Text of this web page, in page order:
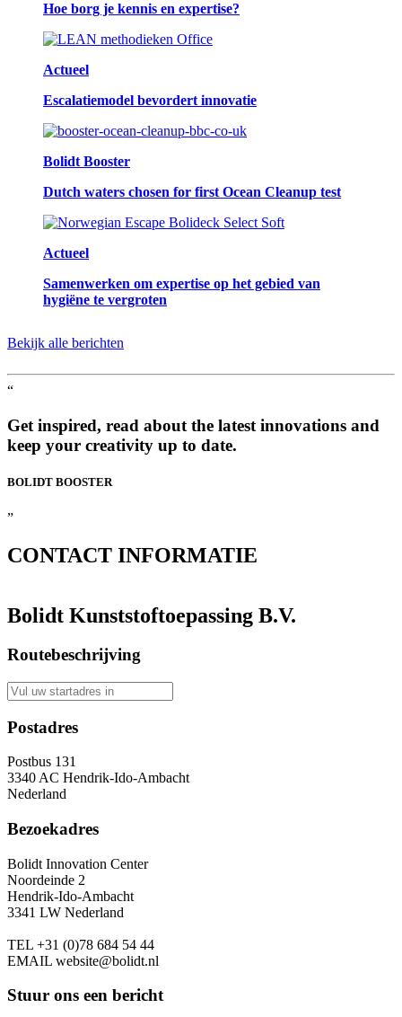
Hoe borg je kennis en expertise?
Actueel
Escalatiemodel bevordert innovatie
Bolidt Booster
Dutch waters chosen for first Ocean Cleanup test
Actueel
Samenwerken om expertise op het gebied van
hygiëne te vergroten
Bekijk alle berichten
“
Get inspired, read about the latest innovations and
keep your creativity up to date.
BOLIDT BOOSTER
”
CONTACT INFORMATIE
Bolidt Kunststoftoepassing B.V.
Routebeschrijving
Postadres
Postbus 131
3340 AC Hendrik-Ido-Ambacht
Nederland
Bezoekadres
Bolidt Innovation Center
Noordeinde 2
Hendrik-Ido-Ambacht
3341 LW Nederland
TEL +31 (0)78 684 54 44
EMAIL website@bolidt.nl
Stuur ons een bericht